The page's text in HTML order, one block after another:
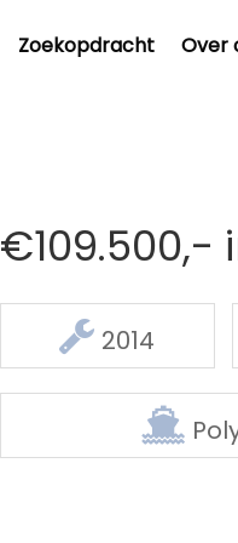
Zoekopdracht Over
€109.500,-
2014